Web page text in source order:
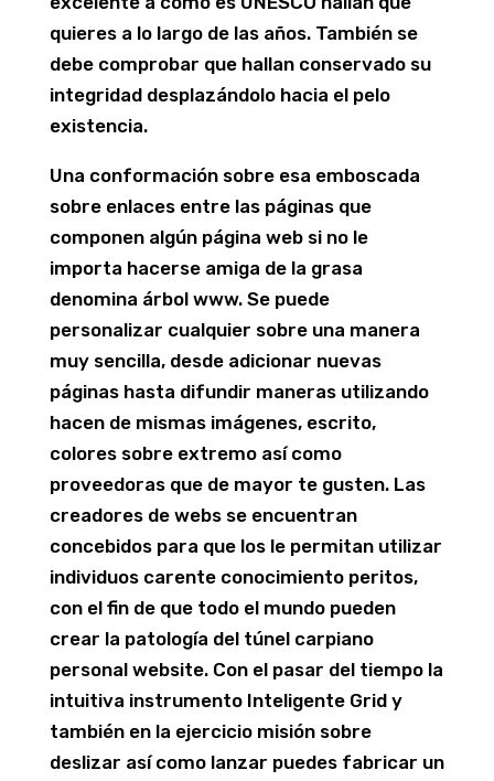
quieres a lo largo de las años. También se
debe comprobar que hallan conservado su
integridad desplazándolo hacia el pelo
existencia.
Una conformación sobre esa emboscada
sobre enlaces entre las páginas que
componen algún página web si no le
importa hacerse amiga de la grasa
denomina árbol www. Se puede
personalizar cualquier sobre una manera
muy sencilla, desde adicionar nuevas
páginas hasta difundir maneras utilizando
hacen de mismas imágenes, escrito,
colores sobre extremo así­ como
proveedoras que de mayor te gusten. Las
creadores de webs se encuentran
concebidos para que los le permitan utilizar
individuos carente conocimiento peritos,
con el fin de que todo el mundo pueden
crear la patologí­a del túnel carpiano
personal website. Con el pasar del tiempo la
intuitiva instrumento Inteligente Grid y
también en la ejercicio misión sobre
deslizar así­ como lanzar puedes fabricar un